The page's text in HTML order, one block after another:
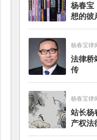
杨春宝
想的彼
杨春宝律
法律桥
传
杨春宝律
站长杨
产权法